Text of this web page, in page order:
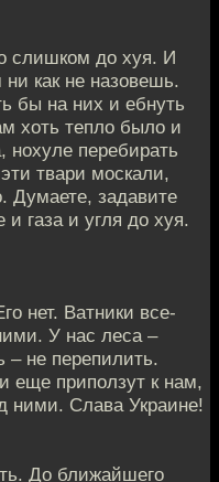
слишком до хуя. И
как не назовешь.
бы на них и ебнуть
хоть тепло было и
нохуле перебирать
твари москали,
Думаете, задавите
газа и угля до хуя.
нет. Ватники все-
У нас леса –
– не перепилить.
еще приползут к нам,
ними. Слава Украине!
До ближайшего